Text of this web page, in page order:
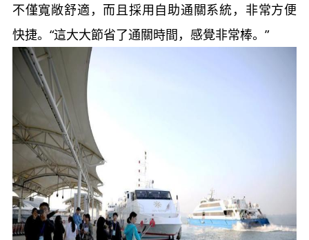
不僅寬敞舒適，而且採用自助通關系統，非常方便
快捷。“這大大節省了通關時間，感覺非常棒。”